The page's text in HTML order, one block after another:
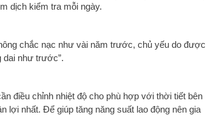
dịch kiểm tra mỗi ngày.
chắc nạc như vài năm trước, chủ yếu do được
dai như trước”.
điều chỉnh nhiệt độ cho phù hợp với thời tiết bên
lợi nhất. Để giúp tăng năng suất lao động nên gia